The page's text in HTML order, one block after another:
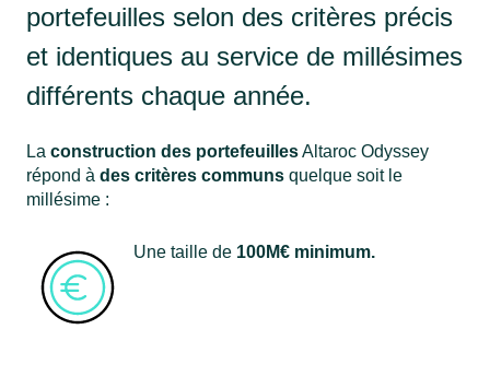
portefeuilles selon des critères précis
et identiques au service de millésimes
différents chaque année.
La construction des portefeuillesAltaroc Odyssey
répond à des critères communs quelque soit le
millésime :
Une taille de 100M€ minimum.